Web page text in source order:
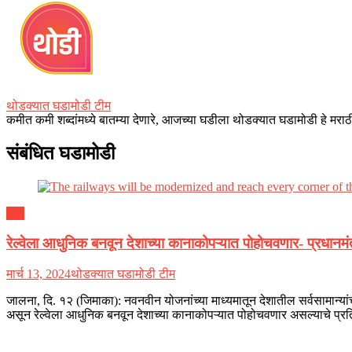
थोडक्यात घडामोडी टीम
कमीत कमी शब्दांमध्ये बातम्या देणारे, आजच्या घडीला थोडक्यात घडामोडी हे
संबंधित घडामोडी
रेल्वेला आधुनिक बनवून देशाच्या कानाकोपऱ्यात पोहोचवणार-
मार्च 13, 2024थोडक्यात घडामोडी टीम
जालना, दि. १२ (जिमाका): नवनवीन योजनांच्या माध्यमातून देशातील
असून रेल्वेला आधुनिक बनवून देशाच्या कानाकोपऱ्यात पोहोचवणार असल्याचे